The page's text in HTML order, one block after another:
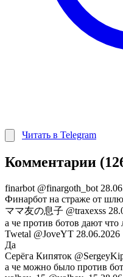
Читать в Telegram
Комментарии
finarbot @finargoth_bot
Финарбот на страже от
ママ友の息子 @traxexss
а че против ботов дают что
Twetal @JoveYT 28.06.2026
Да
Серëга Кипяток
а че можно было против